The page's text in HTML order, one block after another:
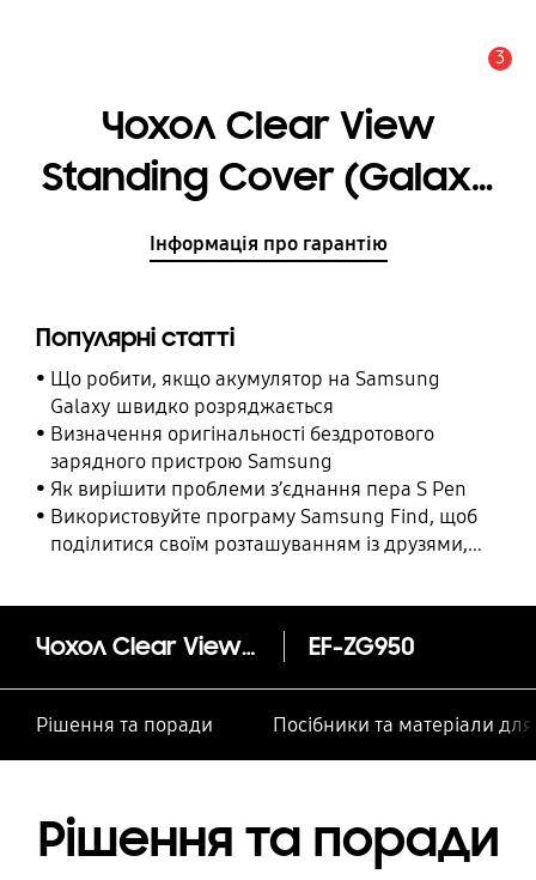
3
Чохол Clear View
Standing Cover (Galaxy
S8)
Інформація про гарантію
Популярні статті
Що робити, якщо акумулятор на Samsung
Galaxy швидко розряджається
Визначення оригінальності бездротового
зарядного пристрою Samsung
Як вирішити проблеми з’єднання пера S Pen
Використовуйте програму Samsung Find, щоб
поділитися своїм розташуванням із друзями,
Чохол Clear View Standing Cover (Galaxy S8) EF-ZG950
Рішення та поради Посібники та матеріали
Рішення та поради